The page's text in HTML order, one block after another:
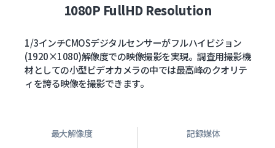
1080P FullHD Resolution
1/3インチCMOSデジタルセンサーがフルハイビジョン
(1920×1080)解像度での映像撮影を実現。調査用撮影機
材としての小型ビデオカメラの中では最高峰のクオリテ
ィを誇る映像を撮影できます。
最大解像度 記録媒体